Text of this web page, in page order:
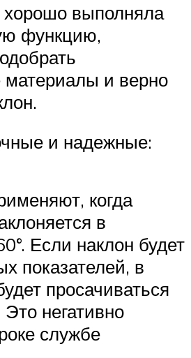
хорошо выполняла
функцию,
материалы и верно
и надежные:
когда
в
Если наклон будет
показателей, в
просачиваться
Это негативно
службе